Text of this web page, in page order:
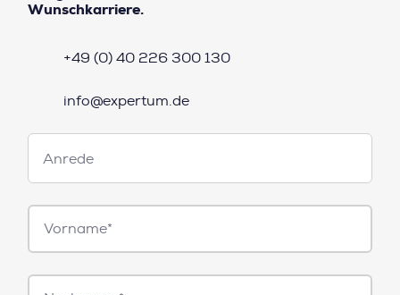
Wunschkarriere.
+49 (0) 40 226 300 130
info@expertum.de
Anrede
Anrede
Vorname*
Nachname*